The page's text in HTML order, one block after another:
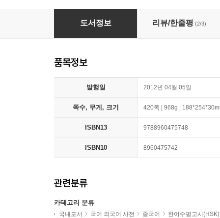
시나공 신 新 HSK 4급 실전모의고사
도서정보 리뷰/한줄평 (2/3)
품목정보
발행일 2012년 04월 05일
쪽수, 무게, 크기 420쪽 | 968g |
ISBN13 9788960475748
ISBN10 8960475742
관련분류
카테고리 분류
국내도서 국어 외국어 사전 중국어 한어수평고시(HSK)